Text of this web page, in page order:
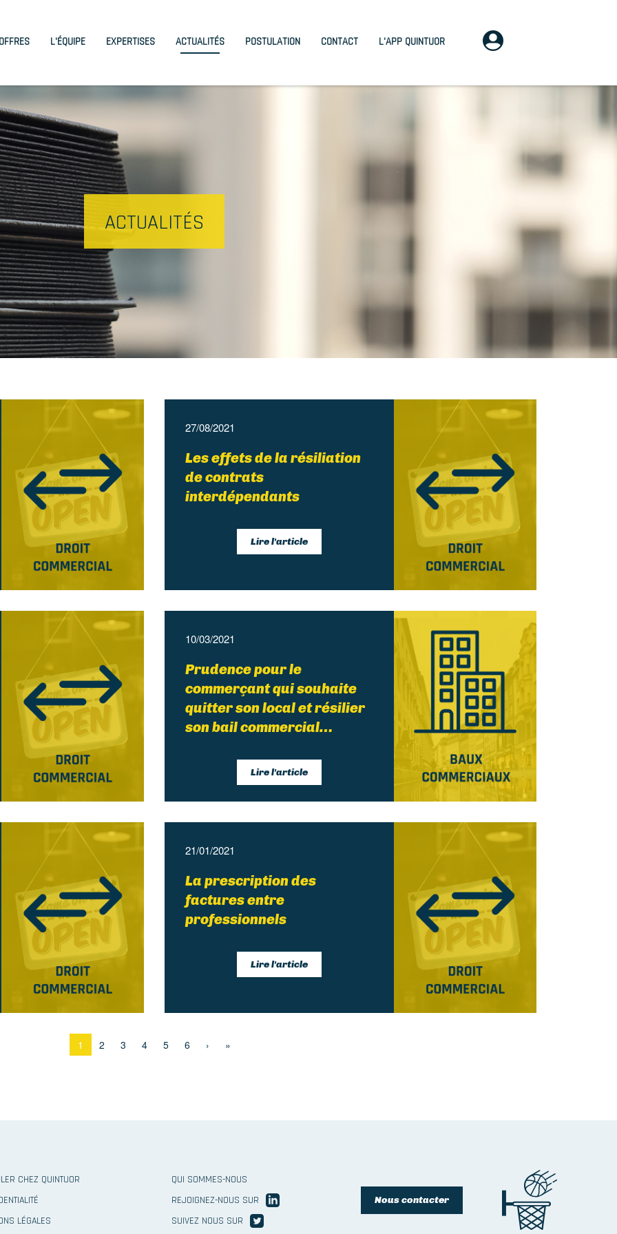
L'ÉQUIPE EXPERTISES ACTUALITÉS POSTULATION CONTACT L'APP QUINTUOR
CORPS
ACTUALITÉS
27/08/2021
Les effets de la résiliation
de contrats
interdépendants
Lire l'article
10/03/2021
Prudence pour le
commerçant qui souhaite
quitter son local et résilier
son bail commercial…
Lire l'article
21/01/2021
La prescription des
factures entre
professionnels
Lire l'article
Page
courante
1 Page
2 Page
3 Page
4 Page
5 Page
6
Page
›
Dernière
»
CHEZ QUINTUOR
LÉGALES
Second
Menu
Footer
QUI SOMMES-NOUS
REJOIGNEZ-NOUS SUR
SUIVEZ NOUS SUR
Nous contacter